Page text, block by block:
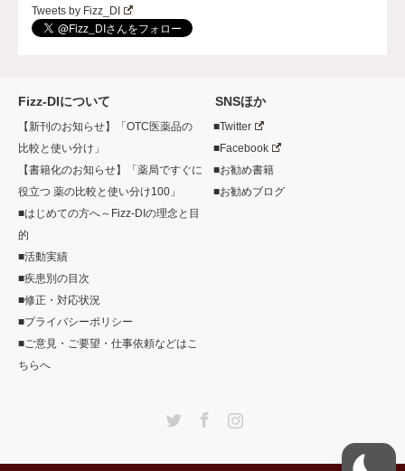
Tweets by Fizz_DI
Fizz-DIについて
【新刊のお知らせ】「OTC医薬品の
比較と使い分け」
【書籍化のお知らせ】「薬局ですぐに
役立つ 薬の比較と使い分け100」
■はじめての方へ～Fizz-DIの理念と目
的
■活動実績
■疾患別の目次
■修正・対応状況
■プライバシーポリシー
■ご意見・ご要望・仕事依頼などはこ
ちらへ
SNSほか
■Twitter
■Facebook
■お勧め書籍
■お勧めブログ
Instagram